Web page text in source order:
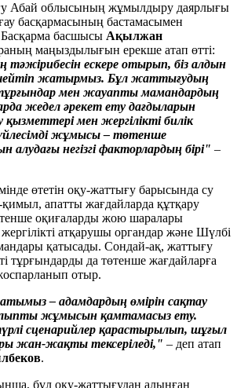
Абай облысының жұмылдыру даярлығы
басқармасының бастамасымен
басшысы Ақылжан
маңыздылығын ерекше атап өтті:
ескере отырып, біз алдын
жатырмыз. Бұл жаттығудың
мен жауапты мамандардың
жедел әрекет ету дағдыларын
мен жергілікті билік
жұмысы – төтенше
алудағы негізгі факторлардың бірі" –
өтетін оқу-жаттығу барысында су
апатты жағдайларда құтқару
оқиғаларды жою шаралары
атқарушы органдар және Шүлбі
қатысады. Сондай-ақ, жаттығу
тұрғындарды да төтенше жағдайларға
отыр.
– адамдардың өмірін сақтау
жұмысын қамтамасыз ету.
сценарийлер қарастырылып, шұғыл
жан-жақты тексеріледі," – деп атап
.
бұл оқу-жаттығудан алынған